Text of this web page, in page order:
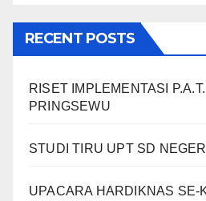
RECENT POSTS
RISET IMPLEMENTASI
PRINGSEWU
STUDI TIRU UPT SD
UPACARA HARDIKNAS SE-